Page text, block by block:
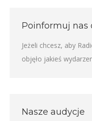
Poinformuj nas
Jeżeli chcesz, aby
objęło jakieś
Nasze audycje